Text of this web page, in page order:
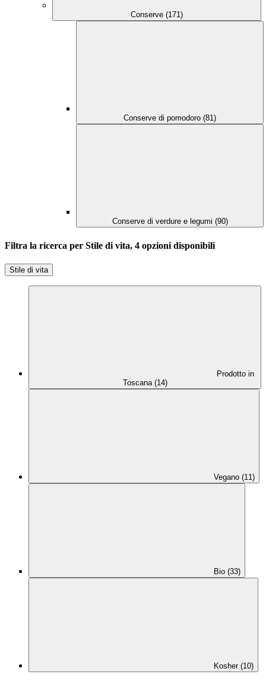
Conserve (171)
Conserve di pomodoro (81)
Conserve di verdure e legumi (90)
Filtra la ricerca per Stile di vita, 4 opzioni disponibili
Stile di vita
Prodotto in
Toscana (14)
Vegano (11)
Bio (33)
Kosher (10)